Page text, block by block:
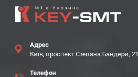
Адрес
Київ, проспект Степана Бандери, 21
Телефон